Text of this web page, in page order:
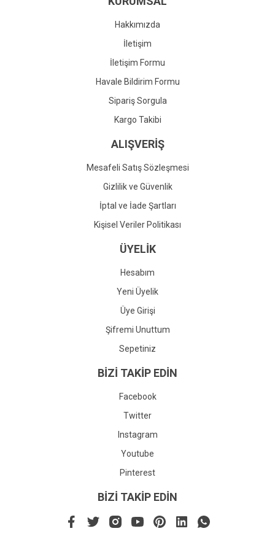
Gönder
Hakkımızda
İletişim
İletişim Formu
Havale Bildirim Formu
Sipariş Sorgula
Kargo Takibi
ALIŞVERİŞ
Mesafeli Satış Sözleşmesi
Gizlilik ve Güvenlik
İptal ve İade Şartları
Kişisel Veriler Politikası
ÜYELİK
Hesabım
Yeni Üyelik
Üye Girişi
Şifremi Unuttum
Sepetiniz
BİZİ TAKİP EDİN
Facebook
Twitter
Instagram
Youtube
Pinterest
BİZİ TAKİP EDİN